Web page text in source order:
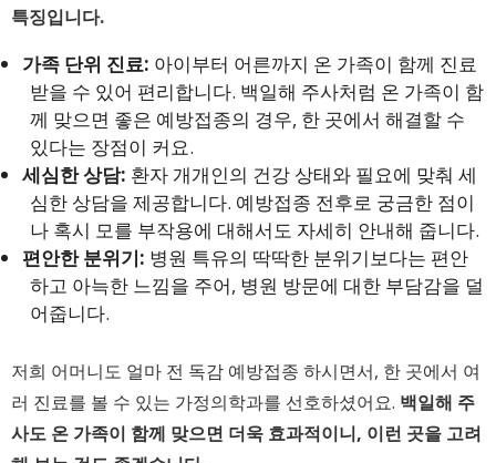
특징입니다.
가족 단위 진료: 아이부터 어른까지 온 가족이 함께 진료
받을 수 있어 편리합니다. 백일해 주사처럼 온 가족이 함
께 맞으면 좋은 예방접종의 경우, 한 곳에서 해결할 수
있다는 장점이 커요.
세심한 상담: 환자 개개인의 건강 상태와 필요에 맞춰 세
심한 상담을 제공합니다. 예방접종 전후로 궁금한 점이
나 혹시 모를 부작용에 대해서도 자세히 안내해 줍니다.
편안한 분위기: 병원 특유의 딱딱한 분위기보다는 편안
하고 아늑한 느낌을 주어, 병원 방문에 대한 부담감을 덜
어줍니다.
저희 어머니도 얼마 전 독감 예방접종 하시면서, 한 곳에서 여
러 진료를 볼 수 있는 가정의학과를 선호하셨어요. 백일해 주
사도 온 가족이 함께 맞으면 더욱 효과적이니, 이런 곳을 고려